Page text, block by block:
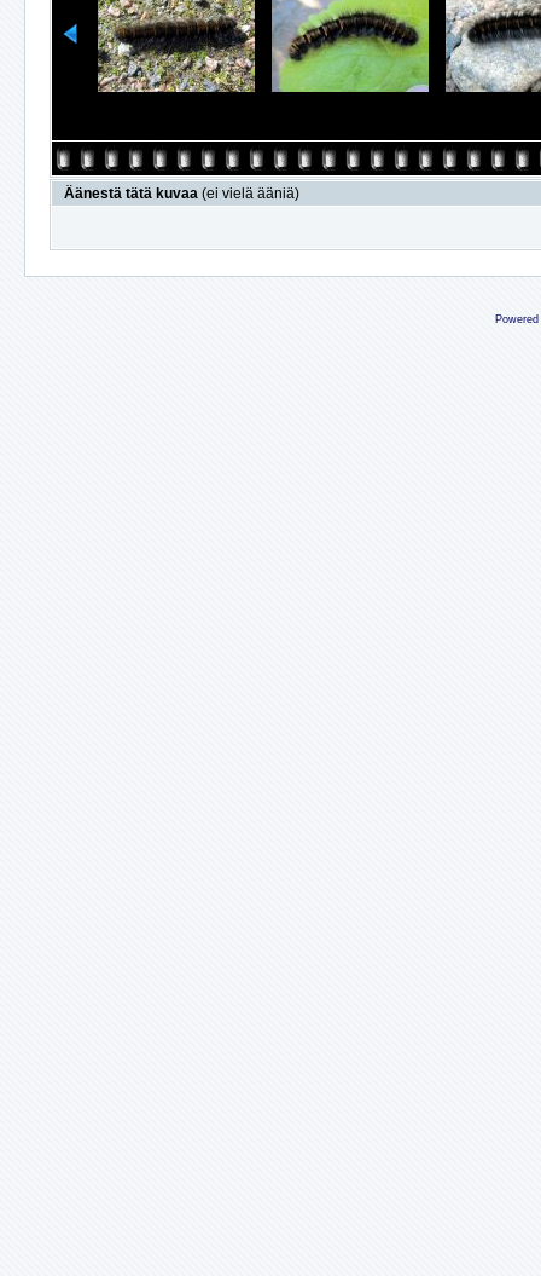
Äänestä tätä kuvaa (ei vielä ääniä)